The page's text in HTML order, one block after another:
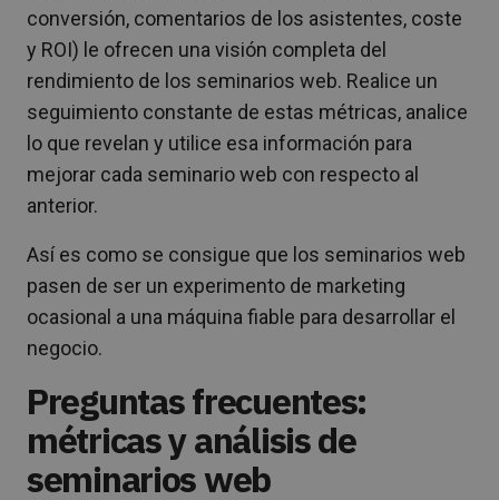
conversión, comentarios de los asistentes, coste
y ROI) le ofrecen una visión completa del
rendimiento de los seminarios web. Realice un
seguimiento constante de estas métricas, analice
lo que revelan y utilice esa información para
mejorar cada seminario web con respecto al
anterior.
Así es como se consigue que los seminarios web
pasen de ser un experimento de marketing
ocasional a una máquina fiable para desarrollar el
negocio.
Preguntas frecuentes:
métricas y análisis de
seminarios web